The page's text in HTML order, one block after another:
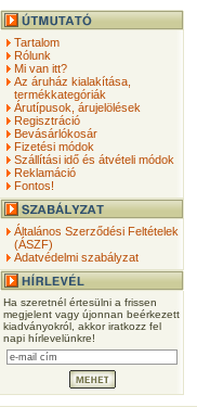
Tartalom
Rólunk
Mi van itt?
Az áruház kialakítása,
termékkategóriák
Árutípusok, árujelölések
Regisztráció
Bevásárlókosár
Fizetési módok
Szállítási idő és átvételi módok
Reklamáció
Fontos!
Általános Szerződési Feltételek
(ÁSZF)
Adatvédelmi szabályzat
Ha szeretnél értesülni a frissen
megjelent vagy újonnan beérkezett
kiadványokról, akkor iratkozz fel
napi hírlevelünkre!